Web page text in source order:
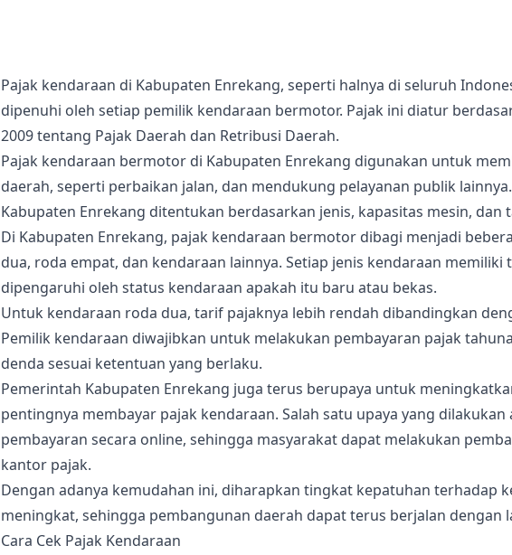
Pajak kendaraan di Kabupaten Enrekang, seperti halnya di seluruh
dipenuhi oleh setiap pemilik kendaraan bermotor. Pajak ini diatur
2009 tentang Pajak Daerah dan Retribusi Daerah.
Pajak kendaraan bermotor di Kabupaten Enrekang digunakan untuk
daerah, seperti perbaikan jalan, dan mendukung pelayanan publik
Kabupaten Enrekang ditentukan berdasarkan jenis, kapasitas mesin,
Di Kabupaten Enrekang, pajak kendaraan bermotor dibagi menjadi
dua, roda empat, dan kendaraan lainnya. Setiap jenis kendaraan
dipengaruhi oleh status kendaraan apakah itu baru atau bekas.
Untuk kendaraan roda dua, tarif pajaknya lebih rendah dibandingkan
Pemilik kendaraan diwajibkan untuk melakukan pembayaran pajak
denda sesuai ketentuan yang berlaku.
Pemerintah Kabupaten Enrekang juga terus berupaya untuk
pentingnya membayar pajak kendaraan. Salah satu upaya yang
pembayaran secara online, sehingga masyarakat dapat melakukan
kantor pajak.
Dengan adanya kemudahan ini, diharapkan tingkat kepatuhan terhadap
meningkat, sehingga pembangunan daerah dapat terus berjalan dengan
Cara Cek Pajak Kendaraan